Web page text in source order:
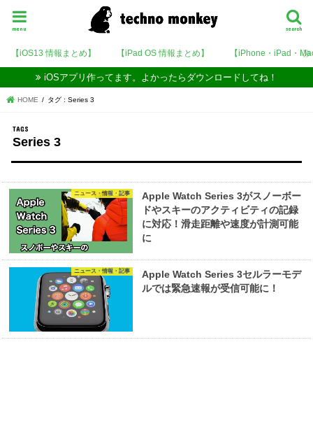
search
menu
【iOS13 情報まとめ】 【iPad OS 情報まとめ】 【iPhone・iPad・
iOSアプリ作ってます。よかったらダウンロードしてね！
HOME タグ : Series 3
Series 3
ニュース・情報・記事
Apple Watch Series 3がスノーボー
ドやスキーのアクティビティの記録
に対応！滑走距離や速度が計測可能
に
ニュース・情報・記事
Apple Watch Series 3セルラーモデ
ルでは緊急速報が受信可能に！